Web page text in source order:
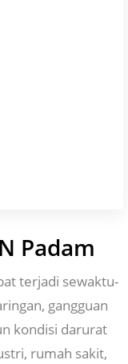
Padam
terjadi sewaktu-
gangguan
kondisi darurat
rumah sakit,